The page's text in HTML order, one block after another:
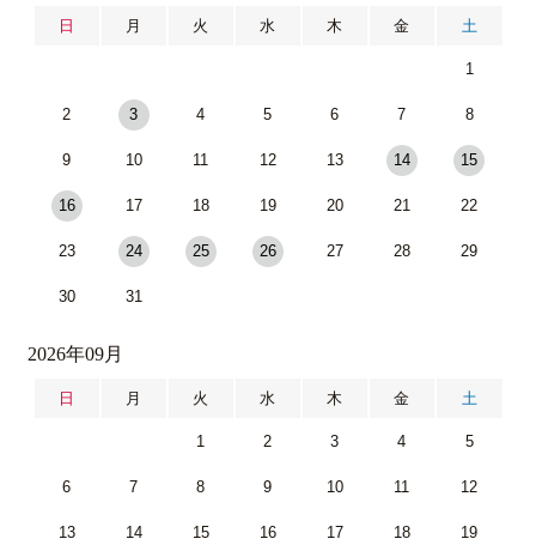
日 月 火 水 木 金 土
1
2 3 4 5 6 7 8
9 10 11 12 13 14 15
16 17 18 19 20 21 22
23 24 25 26 27 28 29
30 31
2026年09月
日 月 火 水 木 金 土
1 2 3 4 5
6 7 8 9 10 11 12
13 14 15 16 17 18 19